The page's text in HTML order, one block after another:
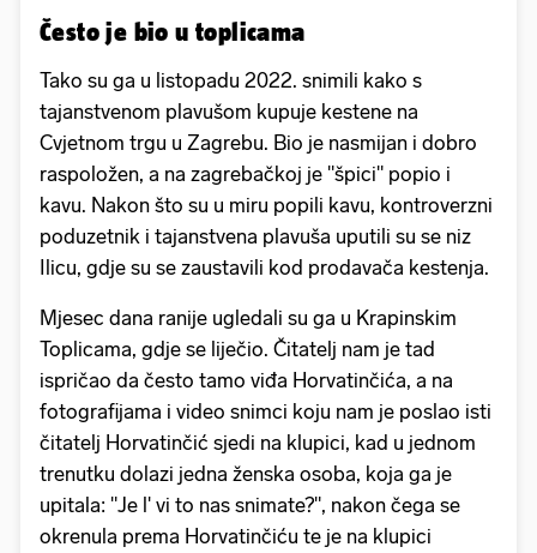
Često je bio u toplicama
Tako su ga u listopadu 2022. snimili kako s
tajanstvenom plavušom kupuje kestene na
Cvjetnom trgu u Zagrebu. Bio je nasmijan i dobro
raspoložen, a na zagrebačkoj je "špici" popio i
kavu. Nakon što su u miru popili kavu, kontroverzni
poduzetnik i tajanstvena plavuša uputili su se niz
Ilicu, gdje su se zaustavili kod prodavača kestenja.
Mjesec dana ranije ugledali su ga u Krapinskim
Toplicama, gdje se liječio. Čitatelj nam je tad
ispričao da često tamo viđa Horvatinčića, a na
fotografijama i video snimci koju nam je poslao isti
čitatelj Horvatinčić sjedi na klupici, kad u jednom
trenutku dolazi jedna ženska osoba, koja ga je
upitala: "Je l' vi to nas snimate?", nakon čega se
okrenula prema Horvatinčiću te je na klupici